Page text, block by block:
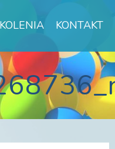
KONTAKT